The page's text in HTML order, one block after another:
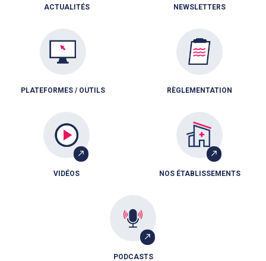
ACTUALITÉS NEWSLETTERS
PLATEFORMES / OUTILS RÈGLEMENTATION
VIDÉOS NOS ÉTABLISSEMENTS
PODCASTS